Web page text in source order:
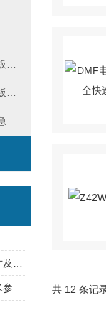
共 12 条记